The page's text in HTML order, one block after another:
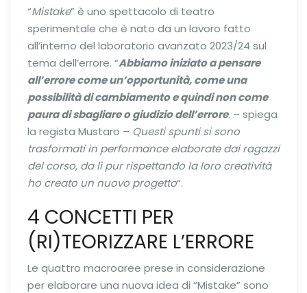
“Mistake” è uno spettacolo di teatro
sperimentale che è nato da un lavoro fatto
all’interno del laboratorio avanzato 2023/24 sul
tema dell’errore. “Abbiamo iniziato a pensare
all’errore come un’opportunità, come una
possibilità di cambiamento e quindi non come
paura di sbagliare o giudizio dell’errore. – spiega
la regista Mustaro – Questi spunti si sono
trasformati in performance elaborate dai ragazzi
del corso, da lì pur rispettando la loro creatività
ho creato un nuovo progetto“.
4 CONCETTI PER
(RI)TEORIZZARE L’ERRORE
Le quattro macroaree prese in considerazione
per elaborare una nuova idea di “Mistake” sono